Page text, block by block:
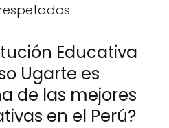
Educativa
Ugarte es
de las mejores
en el Perú?